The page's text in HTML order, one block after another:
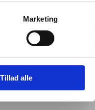
Marketing
Tillad alle